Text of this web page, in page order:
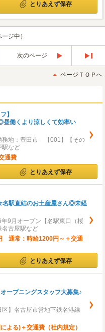
とりあえず保存
ジ中）
次のページ
後
ページＴＯＰへ
】
働くより涼しくて効率い
地：豊田市 【001】【その
駅など
通費
とりあえず保存
駅直結のお土産屋さん◎未経
9月オープン【名駅東口（桜
名古屋駅など
通常：時給1200円～＋交通
とりあえず保存
ープニングスタッフ大募集♪
】名古屋市営地下鉄名港線
よる)＋交通費（社内規定）